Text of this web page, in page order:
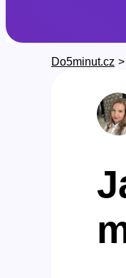
Do5minut.cz >